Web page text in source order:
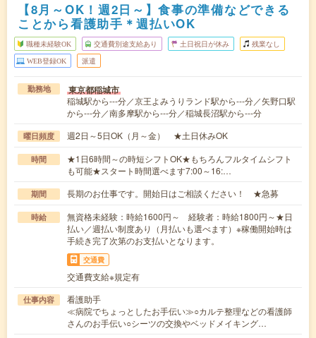
【8月～OK！週2日～】食事の準備などできる
ことから看護助手＊週払いOK
職種未経験OK 交通費別途支給あり 土日祝日が休み 残業なし
WEB登録OK 派遣
勤務地 東京都稲城市
稲城駅から---分／京王よみうりランド駅から---分／矢野口駅
から---分／南多摩駅から---分／稲城長沼駅から---分
曜日頻度 週2日～5日OK（月～金） ★土日休みOK
時間
★1日6時間～の時短シフトOK★もちろんフルタイムシフト
も可能★スタート時間選べます7:00～16:…
期間 長期のお仕事です。開始日はご相談ください！ ★急募
時給
無資格未経験：時給1600円～ 経験者：時給1800円～★日
払い／週払い制度あり（月払いも選べます）※稼働開始時は
手続き完了次第のお支払いとなります。
交通費
交通費支給※規定有
仕事内容
看護助手
≪病院でちょっとしたお手伝い≫○カルテ整理などの看護師
さんのお手伝い○シーツの交換やベッドメイキング…